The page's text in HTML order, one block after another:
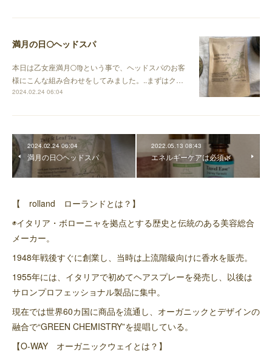
満月の日🌕ヘッドスパ
本日は乙女座満月🌕♍️という事で、ヘッドスパのお客
様にこんな組み合わせをしてみました。..まずはク…
2024.02.24 06:04
2024.02.24 06:04
満月の日🌕ヘッドスパ
2022.05.13 08:43
エネルギーケアは必須🌿
【 rolland ローランドとは？】
◉イタリア・ボローニャを拠点とする歴史と伝統のある美容総合
メーカー。
1948年戦後すぐに創業し、当時は上流階級向けに香水を販売。
1955年には、イタリアで初めてヘアスプレーを発売し、以後は
サロンプロフェッショナル製品に集中。
現在では世界60カ国に商品を流通し、オーガニックとデザインの
融合で“GREEN CHEMISTRY”を提唱している。
【O-WAY オーガニックウェイとは？】